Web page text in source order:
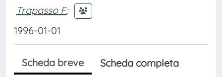
Trapasso F;
1996-01-01
Scheda breve
Scheda completa